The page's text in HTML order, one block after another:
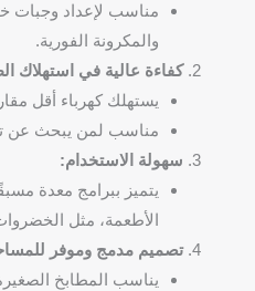
مناسب لإعداد وجبات
والمكرونة الفورية.
كفاءة عالية في استهلاك
يستهلك كهرباء أقل
مناسب لمن يبحث عن
سهولة الاستخدام:
يتميز ببرامج معدة
الأطعمة، مثل
تصميم مدمج وموفر
يناسب المطابخ